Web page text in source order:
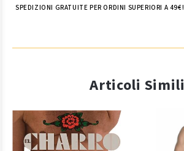
SPEDIZIONI GRATUITE PER ORDINI SUPERIORI A 49€!
Articoli Simili